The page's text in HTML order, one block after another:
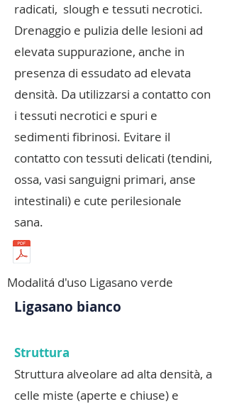
radicati, slough e tessuti necrotici.
Drenaggio e pulizia delle lesioni ad
elevata suppurazione, anche in
presenza di essudato ad elevata
densità. Da utilizzarsi a contatto con
i tessuti necrotici e spuri e
sedimenti fibrinosi. Evitare il
contatto con tessuti delicati (tendini,
ossa, vasi sanguigni primari, anse
intestinali) e cute perilesionale
sana.
Modalitá d'uso Ligasano verde
Ligasano bianco
Struttura
Struttura alveolare ad alta densità, a
celle miste (aperte e chiuse) e